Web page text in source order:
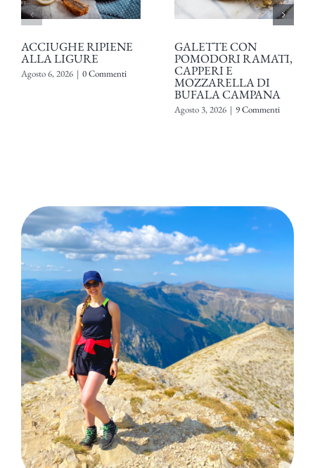
ACCIUGHE RIPIENE
ALLA LIGURE
Agosto 6, 2026 | 0 Commenti
GALETTE CON
POMODORI RAMATI,
CAPPERI E
MOZZARELLA DI
BUFALA CAMPANA
Agosto 3, 2026 | 9 Commenti